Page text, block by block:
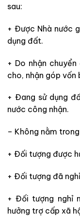
sau:
+ Được Nhà nước
dụng đất.
+ Do nhận
cho, nhận góp vốn
+ Đang sử dụng
nước công nhận.
– Không nằm
+ Đối tượng được
+ Đối tượng đã
+ Đối tượng nghỉ
hưởng trợ cấp xã